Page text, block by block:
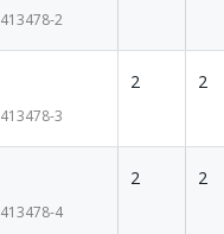
413478-2
413478-3
2 2
413478-4
2 2